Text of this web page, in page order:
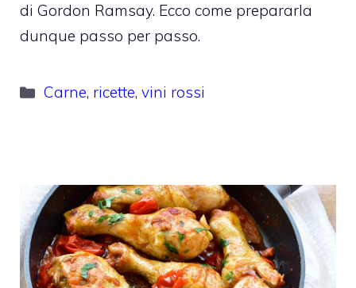
di Gordon Ramsay. Ecco come prepararla
dunque passo per passo.
Categorie
Carne, ricette,vini rossi